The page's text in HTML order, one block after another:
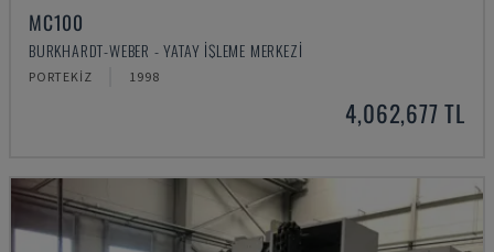
MC100
BURKHARDT-WEBER - YATAY İŞLEME MERKEZI
PORTEKIZ 1998
4,062,677 TL